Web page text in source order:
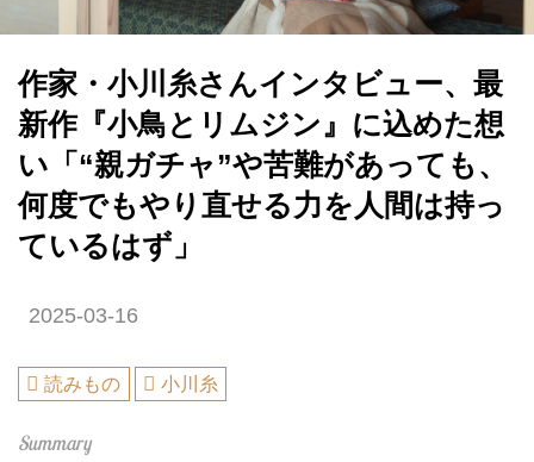
作家・小川糸さんインタビュー、最
新作『小鳥とリムジン』に込めた想
い「“親ガチャ”や苦難があっても、
何度でもやり直せる力を人間は持っ
ているはず」
2025-03-16
読みもの 小川糸